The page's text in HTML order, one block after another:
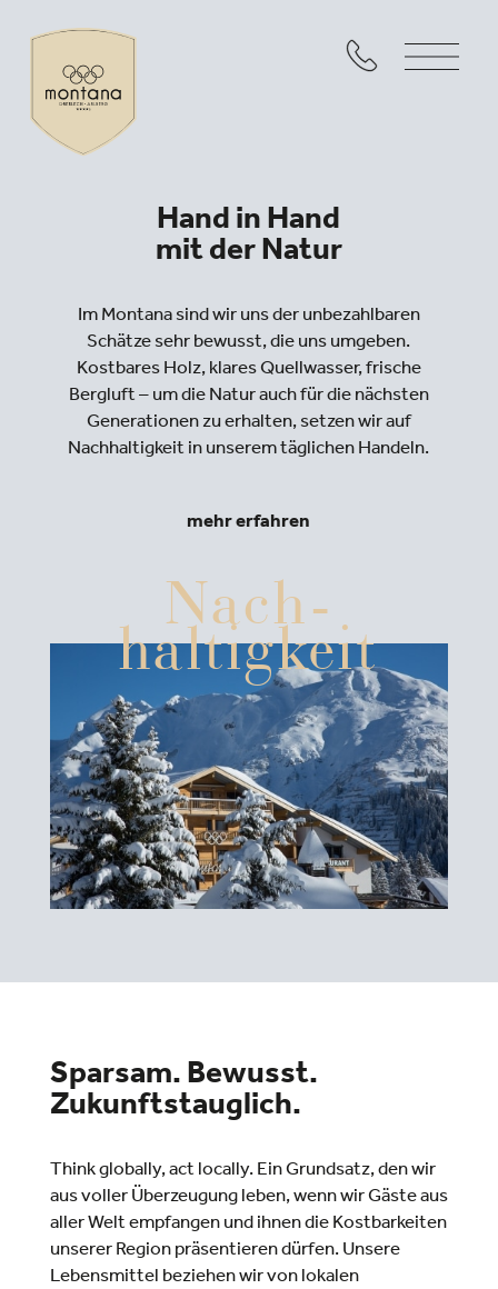
Hand in Hand
mit der Natur
Im Montana sind wir uns der unbezahlbaren
Schätze sehr bewusst, die uns umgeben.
Kostbares Holz, klares Quellwasser, frische
Bergluft – um die Natur auch für die nächsten
Generationen zu erhalten, setzen wir auf
Nachhaltigkeit in unserem täglichen Handeln.
mehr erfahren
Nach­
haltigkeit
Sparsam. Bewusst.
Zukunfts­tauglich.
Think globally, act locally. Ein Grundsatz, den wir
aus voller Überzeugung leben, wenn wir Gäste aus
aller Welt empfangen und ihnen die Kostbarkeiten
unserer Region präsentieren dürfen. Unsere
Lebensmittel beziehen wir von lokalen